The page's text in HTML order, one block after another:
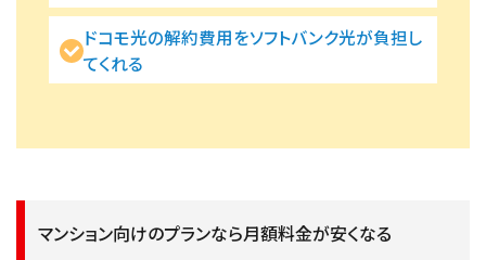
ドコモ光の解約費用をソフトバンク光が負担し
てくれる
マンション向けのプランなら月額料金が安くなる